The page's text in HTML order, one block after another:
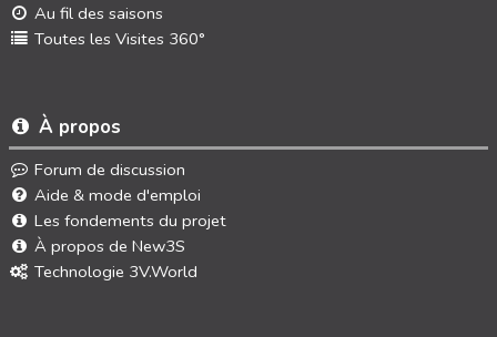
Au fil des saisons
Toutes les Visites 360°
À propos
Forum de discussion
Aide & mode d'emploi
Les fondements du projet
À propos de New3S
Technologie 3V.World